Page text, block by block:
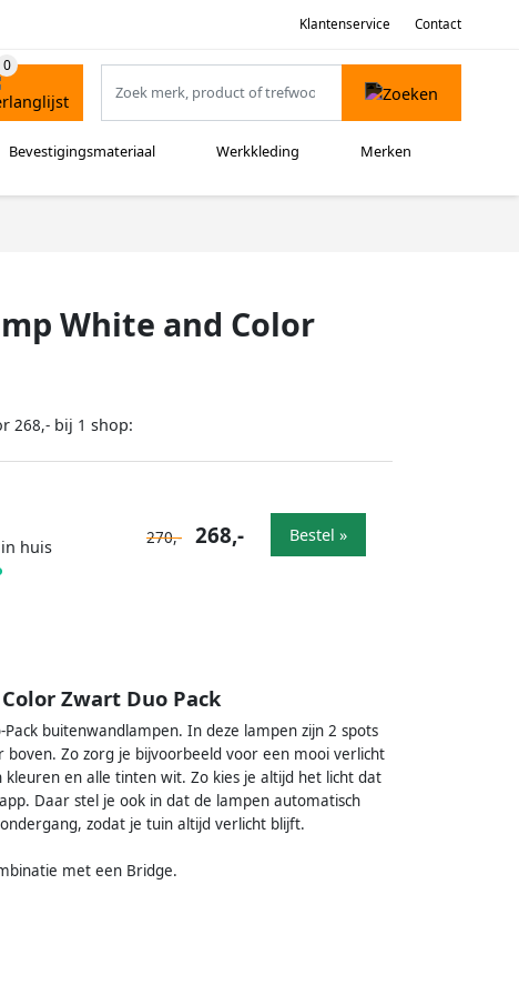
Klantenservice Contact
Bevestigingsmateriaal Werkkleding Merken
White and Color
268,- bij 1 shop:
huis
270,- 268,- Bestel »
Zwart Duo Pack
buitenwandlampen. In deze lampen zijn 2 spots
Zo zorg je bijvoorbeeld voor een mooi verlicht
en alle tinten wit. Zo kies je altijd het licht dat
Daar stel je ook in dat de lampen automatisch
zodat je tuin altijd verlicht blijft.
met een Bridge.